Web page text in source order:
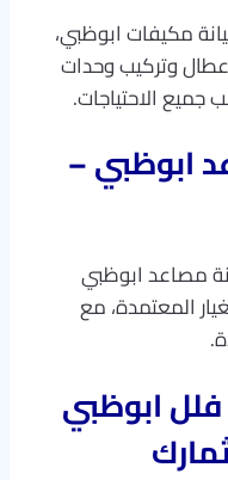
مكيفات ابوظبي،
وتركيب وحدات
الاحتياجات.
ابوظبي –
مصاعد ابوظبي
المعتمدة، مع
ابوظبي